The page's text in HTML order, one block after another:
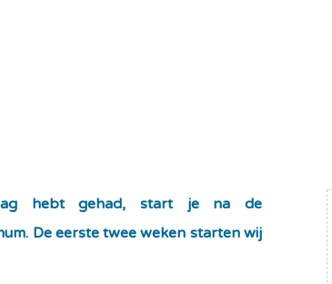
hebt gehad, start je na de
De eerste twee weken starten wij